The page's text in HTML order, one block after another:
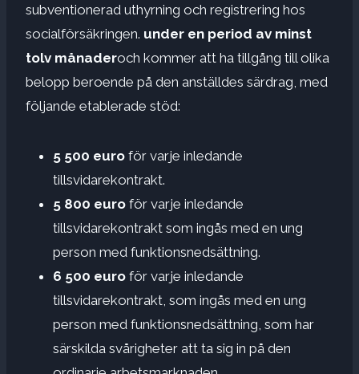
subventionerad uthyrning och registrering hos
socialförsäkringen. under en period av minst
tolv månaderoch kommer att ha tillgång till olika
belopp beroende på den anställdes särdrag, med
följande etablerade stöd:
5 500 euro för varje inledande
tillsvidarekontrakt.
5 800 euro för varje inledande
tillsvidarekontrakt som ingås med en ung
person med funktionsnedsättning.
6 500 euro för varje inledande
tillsvidarekontrakt, som ingås med en ung
person med funktionsnedsättning, som har
särskilda svårigheter att ta sig in på den